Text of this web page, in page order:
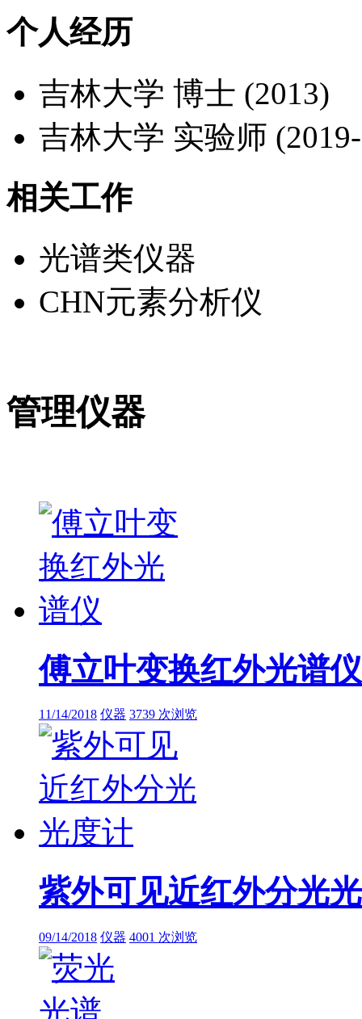
个人经历
吉林大学 博士 (2013)
吉林大学 实验师
相关工作
光谱类仪器
CHN元素分析仪
管理仪器
傅立叶变换红外光谱仪
11/14/2018 仪器 3739 次浏览
紫外可见近红外分光
09/14/2018 仪器 4001 次浏览